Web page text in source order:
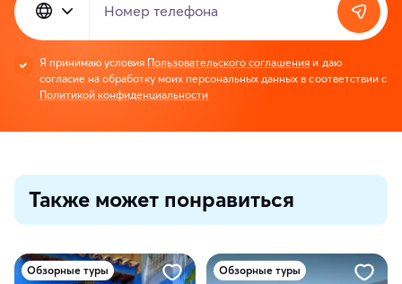
Номер телефона
Я принимаю условия Пользовательского соглашения и даю
согласие на обработку моих персональных данных в соответствии с
Политикой конфиденциальности
Также может понравиться
Обзорные туры Обзорные туры